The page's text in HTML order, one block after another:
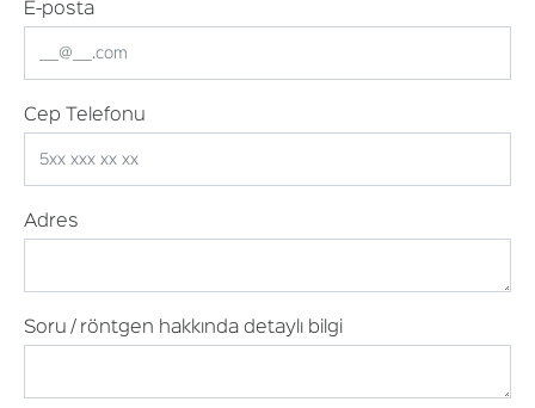
E-posta
Cep Telefonu
Adres
Soru / röntgen hakkında detaylı bilgi